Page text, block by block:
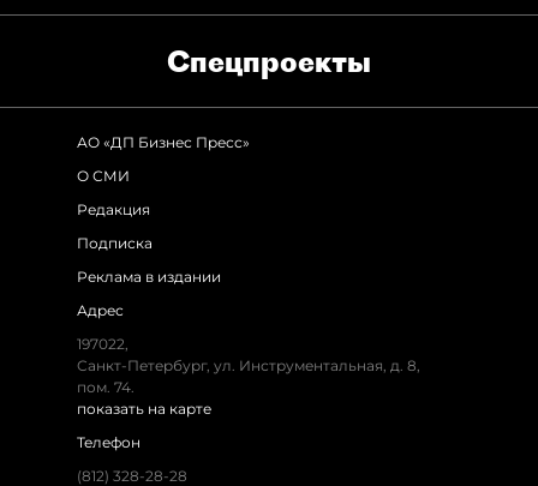
Спец­проекты
АО «ДП Бизнес Пресс»
О СМИ
Редакция
Подписка
Реклама в издании
Адрес
197022,
Санкт-Петербург, ул. Инструментальная, д. 8,
пом. 74.
показать на карте
Телефон
(812) 328-28-28